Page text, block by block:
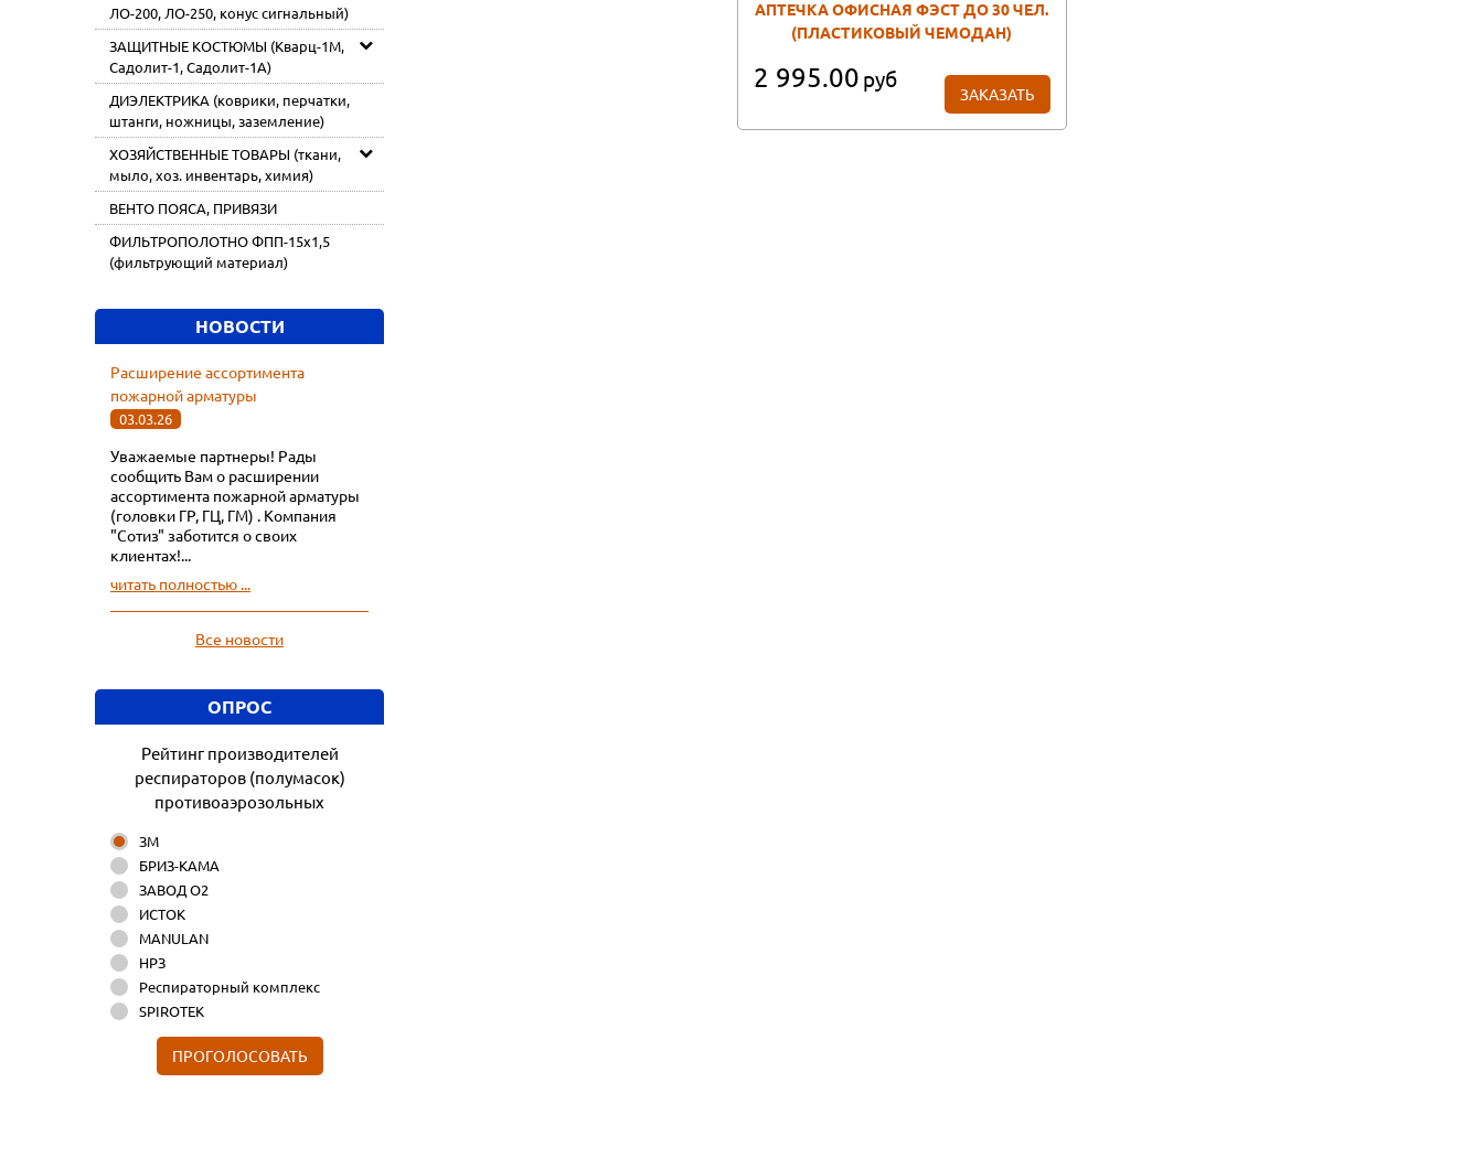
ЛО-200, ЛО-250, конус сигнальный)
ЗАЩИТНЫЕ КОСТЮМЫ (Кварц-1М,
Садолит-1, Садолит-1А)
ДИЭЛЕКТРИКА (коврики, перчатки,
штанги, ножницы, заземление)
ХОЗЯЙСТВЕННЫЕ ТОВАРЫ (ткани,
мыло, хоз. инвентарь, химия)
ВЕНТО ПОЯСА, ПРИВЯЗИ
ФИЛЬТРОПОЛОТНО ФПП-15х1,5
(фильтрующий материал)
НОВОСТИ
Расширение ассортимента
пожарной арматуры
03.03.26
Уважаемые партнеры! Рады
сообщить Вам о расширении
ассортимента пожарной арматуры
(головки ГР, ГЦ, ГМ) . Компания
"Сотиз" заботится о своих
клиентах!...
читать полностью ...
Все новости
ОПРОС
Рейтинг производителей
респираторов (полумасок)
противоаэрозольных
ЗМ
БРИЗ-КАМА
ЗАВОД О2
ИСТОК
MANULAN
НРЗ
Респираторный комплекс
SPIROTEK
ПРОГОЛОСОВАТЬ
АПТЕЧКА ОФИСНАЯ ФЭСТ ДО 30 ЧЕЛ.
(ПЛАСТИКОВЫЙ ЧЕМОДАН)
2 995.00 руб
ЗАКАЗАТЬ